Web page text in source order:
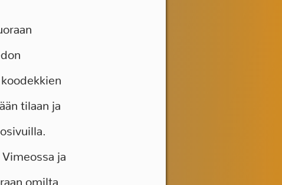
tilaan ja
ja
omilta